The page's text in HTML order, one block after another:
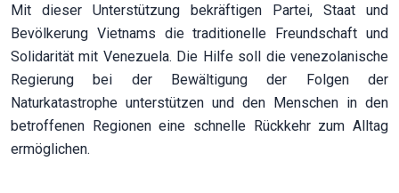
Mit dieser Unterstützung bekräftigen Partei, Staat und
Bevölkerung Vietnams die traditionelle Freundschaft und
Solidarität mit Venezuela. Die Hilfe soll die venezolanische
Regierung bei der Bewältigung der Folgen der
Naturkatastrophe unterstützen und den Menschen in den
betroffenen Regionen eine schnelle Rückkehr zum Alltag
ermöglichen.